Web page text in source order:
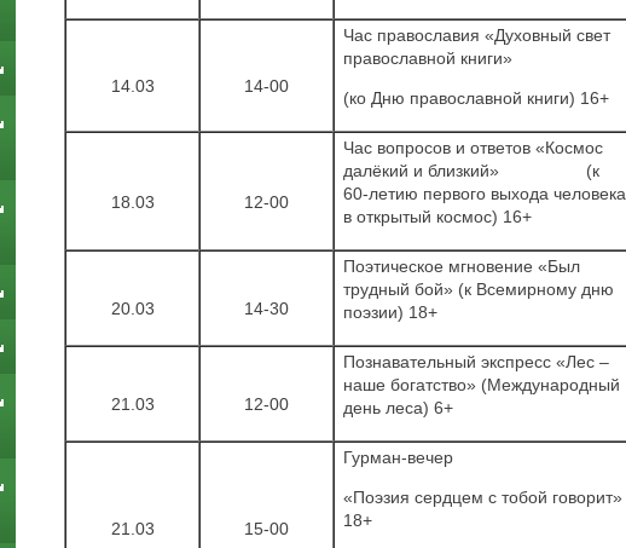
14.03 14-00
Час православия «Духовный свет
православной книги»
(ко Дню православной книги) 16+
18.03 12-00
Час вопросов и ответов «Космос
далёкий и близкий» (к
60-летию первого выхода человека
в открытый космос) 16+
20.03 14-30
Поэтическое мгновение «Был
трудный бой» (к Всемирному дню
поэзии) 18+
21.03 12-00
Познавательный экспресс «Лес –
наше богатство» (Международный
день леса) 6+
21.03 15-00
Гурман-вечер
«Поэзия сердцем с тобой говорит»
18+